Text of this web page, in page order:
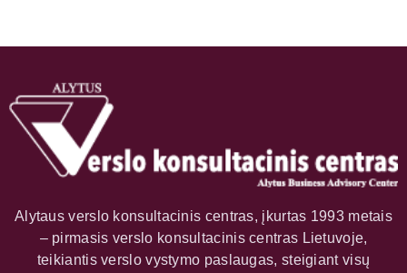
Alytaus verslo konsultacinis centras, įkurtas 1993 metais
– pirmasis verslo konsultacinis centras Lietuvoje,
teikiantis verslo vystymo paslaugas, steigiant visų